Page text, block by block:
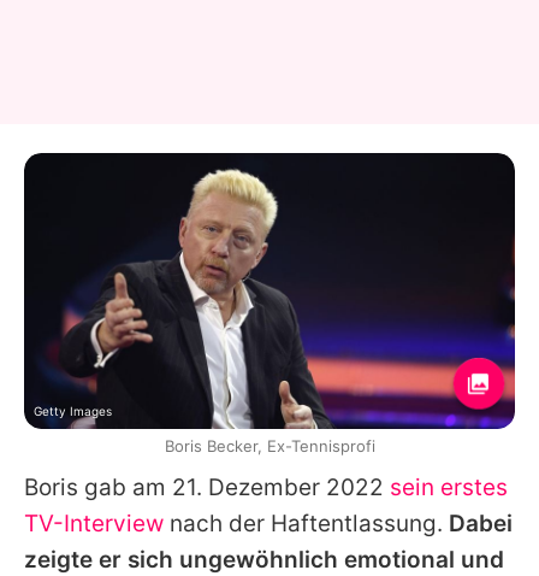
Boris gab am 21. Dezember 2022 sein erstes
TV-Interview nach der Haftentlassung. Dabei
zeigte er sich ungewöhnlich emotional und
Getty Images
Boris Becker, Ex-Tennisprofi